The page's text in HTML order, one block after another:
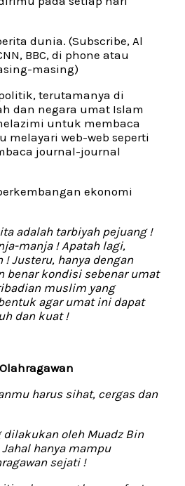
dunia. (Subscribe, Al
BBC, di phone atau
masing)
terutamanya di
dan negara umat Islam
untuk membaca
melayari web-web seperti
journal-journal
ekonomi
adalah tarbiyah pejuang !
manja ! Apatah lagi,
Justeru, hanya dengan
benar kondisi sebenar umat
muslim yang
agar umat ini dapat
dan kuat !
harus sihat, cergas dan
dilakukan oleh Muadz Bin
hanya mampu
sejati !